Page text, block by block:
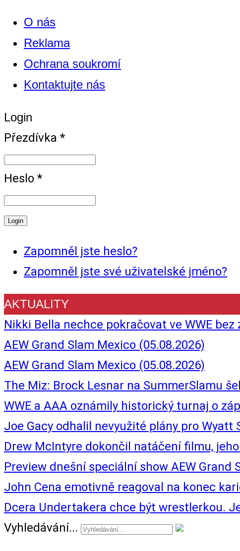
O nás
Reklama
Ochrana soukromí
Kontaktujte nás
Login
Přezdívka *
Heslo *
Zapomněl jste heslo?
Zapomněl jste své uživatelské jméno?
AKTUALITY
Nikki Bella nechce pokračovat ve WWE bez
AEW Grand Slam Mexico (05.08.2026)
AEW Grand Slam Mexico (05.08.2026)
The Miz: Brock Lesnar na SummerSlamu
WWE a AAA oznámily historický turnaj o
Joe Gacy odhalil nevyužité plány pro
Drew McIntyre dokončil natáčení filmu,
Preview dnešní speciální show AEW Grand
John Cena emotivně reagoval na konec
Dcera Undertakera chce být wrestlerkou.
Vyhledávání...